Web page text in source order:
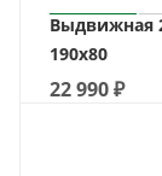
Выдвижная
190х80
22 990₽